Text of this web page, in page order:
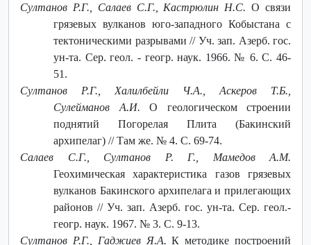
Султанов Р.Г., Салаев С.Г., Кастрюлин Н.С.О связи
грязевых вулканов юго-западного Кобыстана с
тектоническими разрывами // Уч. зап. Азерб. гос.
ун-та. Сер. геол. - геогр. наук. 1966. № 6. С. 46-
51.
Султанов Р.Г., Халилбейли Ч.А., Аскеров Т.Б.,
Сулейманов А.И. О геологическом строении
поднятий Погорелая Плита (Бакинский
архипелаг) // Там же. № 4. С. 69-74.
Салаев С.Г., Султанов Р. Г., Мамедов А.М.
Геохимическая характеристика газов грязевых
вулканов Бакинского архипелага и прилегающих
районов // Уч. зап. Азерб. гос. ун-та. Сер. геол.-
геогр. наук. 1967. № 3. С. 9-13.
Султанов Р.Г., Гаджиев Я.А. К методике построений